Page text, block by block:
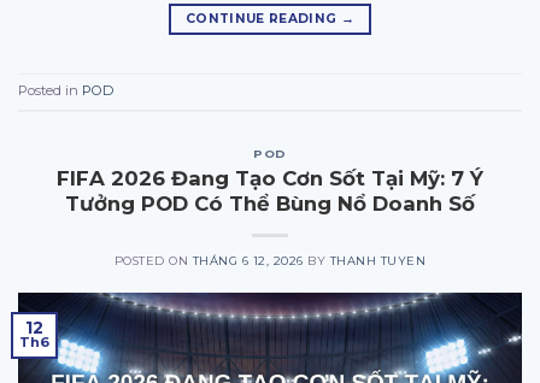
CONTINUE READING →
Posted in POD
POD
FIFA 2026 Đang Tạo Cơn Sốt Tại Mỹ: 7 Ý
Tưởng POD Có Thể Bùng Nổ Doanh Số
POSTED ONTHÁNG 6 12, 2026 BYTHANH TUYEN
12
Th6